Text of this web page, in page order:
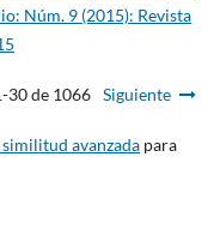
Núm. 9 (2015): Revista
30 de 1066 Siguiente
avanzadapara